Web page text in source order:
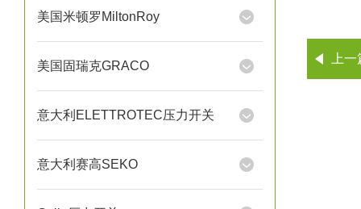
美国米顿罗MiltonRoy
美国固瑞克GRACO
意大利ELETTROTEC压力开关
意大利赛高SEKO
上